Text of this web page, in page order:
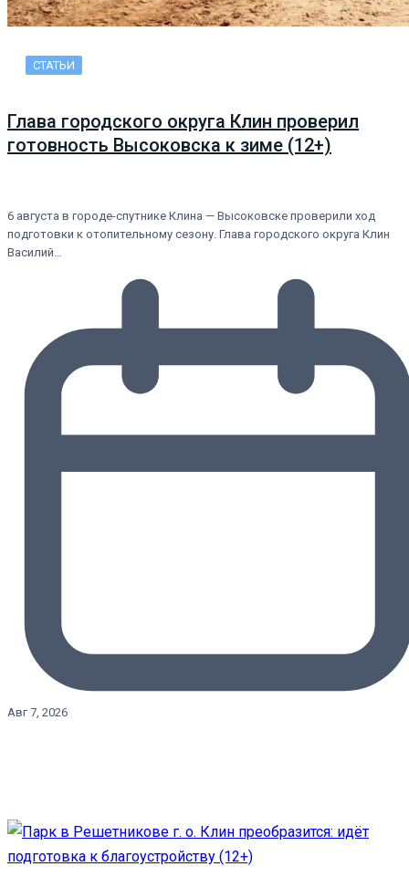
СТАТЬИ
Глава городского округа Клин проверил
готовность Высоковска к зиме (12+)
6 августа в городе-спутнике Клина — Высоковске проверили ход
подготовки к отопительному сезону. Глава городского округа Клин
Василий…
Авг 7, 2026